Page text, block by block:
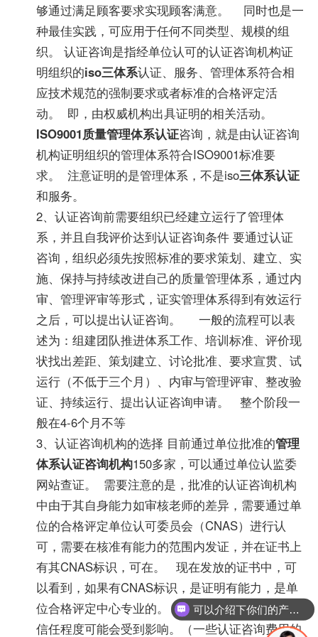
够通过满足顾客要求实现顾客满意。 同时也是一
种最佳实践，可应用于任何不同类型、规模的组
织。 认证咨询是指经单位认可的认证咨询机构证
明组织的iso三体系认证、服务、管理体系符合相
应技术规范的强制要求或者标准的合格评定活
动。 即，由权威机构出具证明的相关活动。
ISO9001质量管理体系认证咨询，就是由认证咨询
机构证明组织的管理体系符合ISO9001标准要
求。 注意证明的是管理体系，不是iso三体系认证
和服务。
2、认证咨询前需要组织已经建立运行了管理体
系，并且自我评价达到认证咨询条件 要通过认证
咨询，组织必须先按照标准的要求策划、建立、实
施、保持与持续改进自己的质量管理体系，通过内
审、管理评审等形式，证实管理体系得到有效运行
之后，可以提出认证咨询。 一般的流程可以表
述为：组建团队推进体系工作、培训标准、评价现
状找出差距、策划建立、讨论批准、要求宣贯、试
运行（不低于三个月）、内审与管理评审、整改验
证、持续运行、提出认证咨询申请。 整个阶段一
般在4-6个月不等
3、认证咨询机构的选择 目前通过单位批准的管理
体系认证咨询机构150多家，可以通过单位认监委
网站查证。 需要注意的是，批准的认证咨询机构
中由于其自身能力如审核老师的差异，需要通过单
位的合格评定单位认可委员会（CNAS）进行认
可，需要在核准有能力的范围内发证，并在证书上
有其CNAS标识，可在。 现在发放的证书中，可
以看到，如果有CNAS标识，是证明有能力，是单
位合格评定中心专业的。 如果证书中无标识，其
信任程度可能会受到影响。（一些认证咨询费用的
可以介绍下你们的产品么？